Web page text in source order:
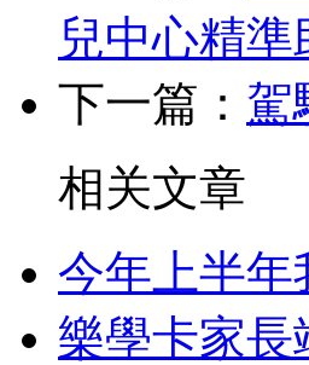
兒中心精
下一篇： 駕
相关文章
今年上半年
樂學卡家長